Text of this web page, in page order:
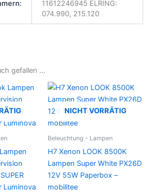
11612246945 ELRING:
074.990, 215.120
gefallen …
Luminova
NICHT VORRÄTIG
Beleuchtung - Lampen
H7 Xenon LOOK 8500K
Lampen Super White PX26D
12V 55W Paperbox –
mobilitee